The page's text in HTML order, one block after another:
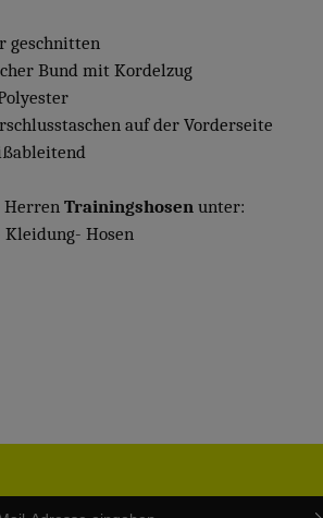
geschnitten
Bund mit Kordelzug
auf der Vorderseite
Herren Trainingshosen unter:
Hosen